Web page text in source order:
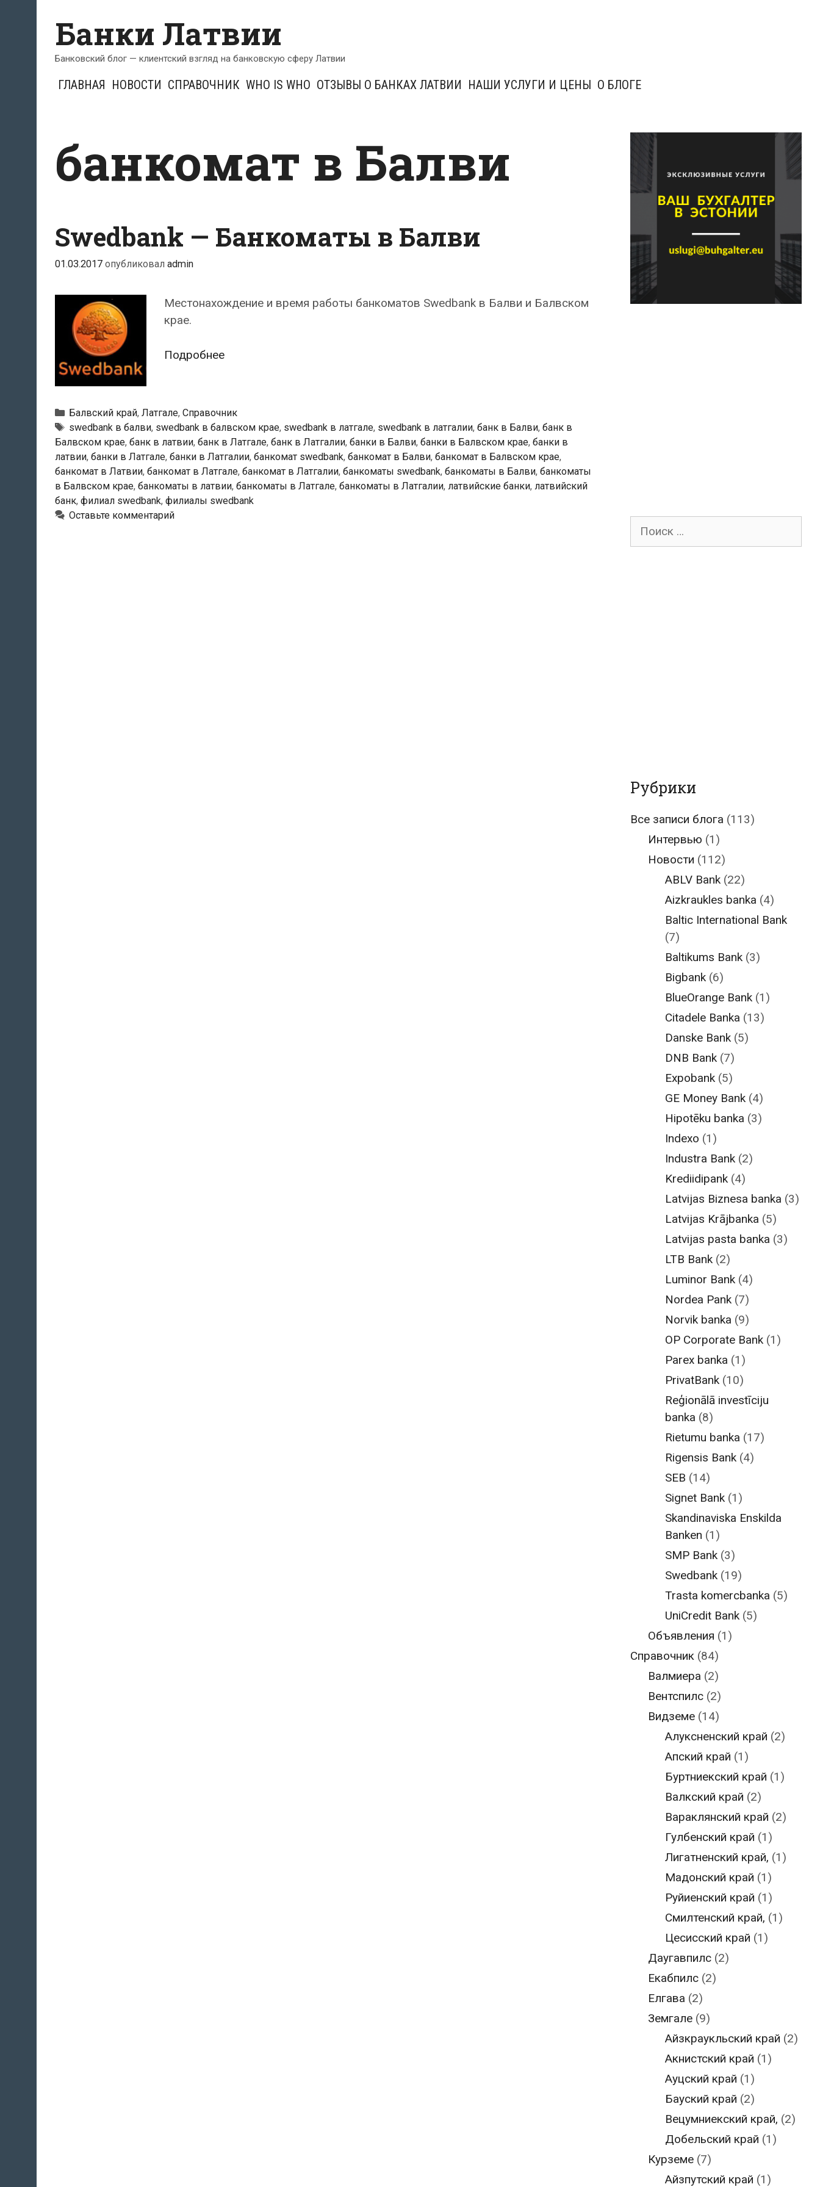
содержимому
Банки Латвии
Банковский блог — клиентский взгляд на банковскую сферу Латвии
ГЛАВНАЯ НОВОСТИ СПРАВОЧНИК WHO IS WHO ОТЗЫВЫ О БАНКАХ ЛАТВИИ НАШИ УСЛУГИ И ЦЕНЫ О БЛОГЕ
банкомат в Балви
Swedbank — Банкоматы в Балви
01.03.2017 опубликовал admin
Местонахождение и время работы банкоматов Swedbank в Балви и Балвском
крае.
ПодробнееSwedbank
Балви
Рубрики
Балвский край, Латгале, Справочник
Тэги
swedbank в балви, swedbank в балвском крае, swedbank в латгале, swedbank в латгалии, банк в Балви, банк в
Балвском крае, банк в латвии, банк в Латгале, банк в Латгалии, банки в Балви, банки в Балвском крае, банки в
латвии, банки в Латгале, банки в Латгалии, банкомат swedbank, банкомат в Балви, банкомат в Балвском крае,
банкомат в Латвии, банкомат в Латгале, банкомат в Латгалии, банкоматы swedbank, банкоматы в Балви, банкоматы
в Балвском крае, банкоматы в латвии, банкоматы в Латгале, банкоматы в Латгалии, латвийские банки, латвийский
банк, филиал swedbank, филиалы swedbank
Оставьте комментарий
Поиск
Рубрики
Все записи блога (113)
Интервью (1)
Новости (112)
ABLV Bank (22)
Aizkraukles banka (4)
Baltic International Bank
(7)
Baltikums Bank (3)
Bigbank (6)
BlueOrange Bank (1)
Citadele Banka (13)
Danske Bank (5)
DNB Bank (7)
Expobank (5)
GE Money Bank (4)
Hipotēku banka (3)
Indexo (1)
Industra Bank (2)
Krediidipank (4)
Latvijas Biznesa banka (3)
Latvijas Krājbanka (5)
Latvijas pasta banka (3)
LTB Bank (2)
Luminor Bank (4)
Nordea Pank (7)
Norvik banka (9)
OP Corporate Bank (1)
Parex banka (1)
PrivatBank (10)
Reģionālā investīciju
banka (8)
Rietumu banka (17)
Rigensis Bank (4)
SEB (14)
Signet Bank (1)
Skandinaviska Enskilda
Banken (1)
SMP Bank (3)
Swedbank (19)
Trasta komercbanka (5)
UniCredit Bank (5)
Объявления (1)
Справочник (84)
Валмиера (2)
Вентспилс(2)
Видземе(14)
Алуксненский край (2)
Апский край (1)
Буртниекский край (1)
Валкский край (2)
Вараклянский край (2)
Гулбенский край (1)
Лигатненский край, (1)
Мадонский край (1)
Руйиенский край (1)
Смилтенский край, (1)
Цесисский край (1)
Даугавпилс(2)
Екабпилс(2)
Елгава (2)
Земгале(9)
Айзкраукльский край (2)
Акнистский край (1)
Ауцский край (1)
Бауский край (2)
Вецумниекский край, (2)
Добельский край (1)
Курземе(7)
Айзпутский край (1)